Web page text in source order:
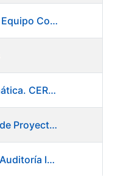
OE 05/23 Maquinista Jefe de Equipo Corte y Enfajado
OE 14/23 - Analista de Informática. CERES
OE 01/23 - Ingeniero Auxiliar de Proyectos. Innovación
FC 07/23 Jefe de Servicio de Auditoría Interna